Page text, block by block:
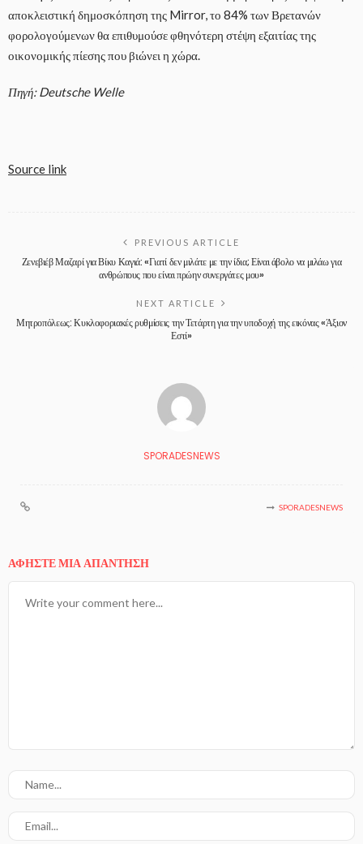
αποκλειστική δημοσκόπηση της Mirror, το 84% των Βρετανών
φορολογούμενων θα επιθυμούσε φθηνότερη στέψη εξαιτίας της
οικονομικής πίεσης που βιώνει η χώρα.
Πηγή: Deutsche Welle
Source link
PREVIOUS ARTICLE
Ζενεβιέβ Μαζαρί για Βίκυ Καγιά: «Γιατί δεν μιλάτε με την ίδια; Είναι άβολο να μιλάω για
ανθρώπους που είναι πρώην συνεργάτες μου»
NEXT ARTICLE
Μητροπόλεως: Κυκλοφοριακές ρυθμίσεις την Τετάρτη για την υποδοχή της εικόνας «Άξιον
Εστί»
SPORADESNEWS
SPORADESNEWS
ΑΦΉΣΤΕ ΜΙΑ ΑΠΆΝΤΗΣΗ